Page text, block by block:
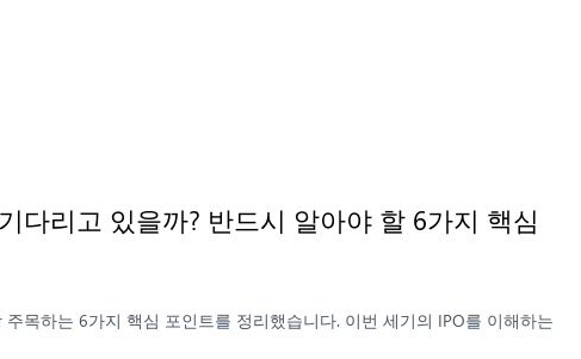
다리고 있을까? 반드시 알아야 할 6가지 핵심
목하는 6가지 핵심 포인트를 정리했습니다. 이번 세기의 IPO를 이해하는